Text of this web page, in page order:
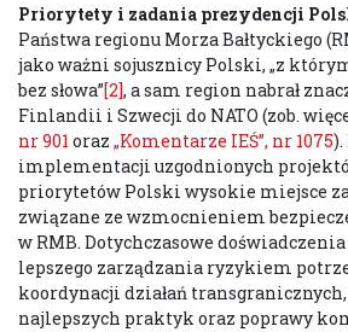
Priorytety i zadania prezydencji
Państwa regionu Morza Bałtyckiego
jako ważni sojusznicy Polski, „z
bez słowa”[2], a sam region nabrał
Finlandii i Szwecji do NATO (zob.
nr 901 oraz „Komentarze IEŚ”, nr 1075
implementacji uzgodnionych
priorytetów Polski wysokie miejsce
związane ze wzmocnieniem
w RMB. Dotychczasowe
lepszego zarządzania ryzykiem
koordynacji działań
najlepszych praktyk oraz poprawy